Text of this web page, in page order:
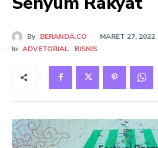
By BERANDA.CO
MARET 27, 2022
In ADVETORIAL BISNIS